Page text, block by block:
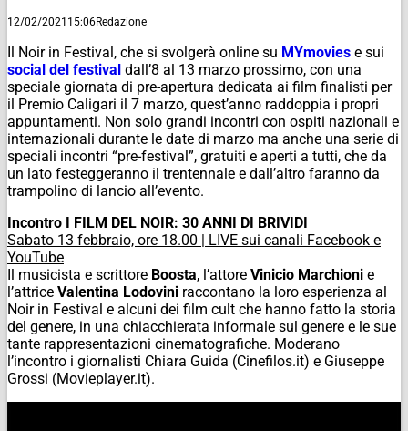
12/02/2021 15:06Redazione
Il Noir in Festival, che si svolgerà online su MYmovies e sui
social del festival dall’8 al 13 marzo prossimo, con una
speciale giornata di pre-apertura dedicata ai film finalisti per
il Premio Caligari il 7 marzo, quest’anno raddoppia i propri
appuntamenti. Non solo grandi incontri con ospiti nazionali e
internazionali durante le date di marzo ma anche una serie di
speciali incontri “pre-festival”, gratuiti e aperti a tutti, che da
un lato festeggeranno il trentennale e dall’altro faranno da
trampolino di lancio all’evento.
Incontro I FILM DEL NOIR: 30 ANNI DI BRIVIDI
Sabato 13 febbraio, ore 18.00 | LIVE sui canali Facebook e
YouTube
Il musicista e scrittore Boosta, l’attore Vinicio Marchioni e
l’attrice Valentina Lodovini raccontano la loro esperienza al
Noir in Festival e alcuni dei film cult che hanno fatto la storia
del genere, in una chiacchierata informale sul genere e le sue
tante rappresentazioni cinematografiche. Moderano
l’incontro i giornalisti Chiara Guida (Cinefilos.it) e Giuseppe
Grossi (Movieplayer.it).